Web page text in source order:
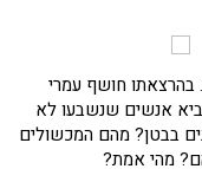
חושף עמרי
אנשים שנשבעו לא
בבטן? מהם המכשולים
מהי אמת?